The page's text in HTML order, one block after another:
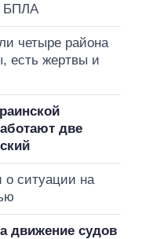
БПЛА
четыре района
есть жертвы и
две
о ситуации на
движение судов